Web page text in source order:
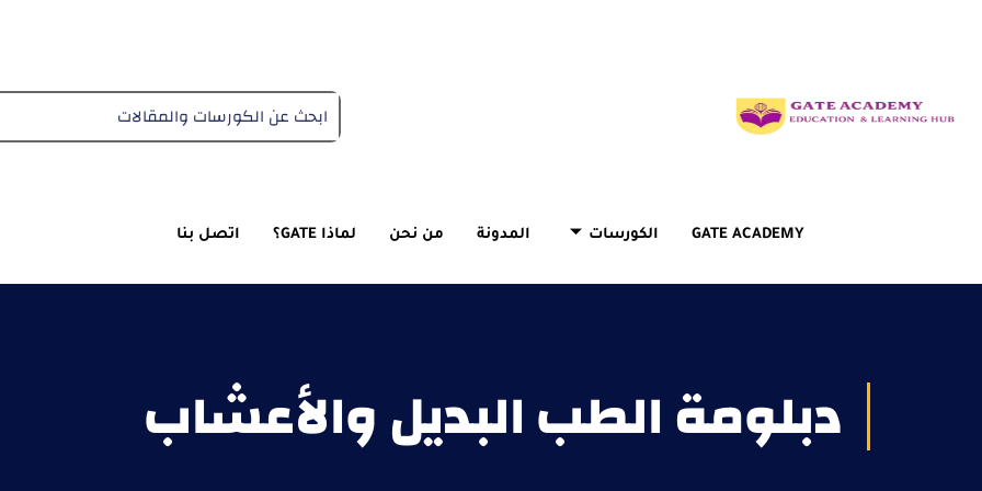
GATE ACADEMY الكورسات المدونة من نحن لماذا GATE؟ اتصل بنا
دبلومة الطب البديل والأعشاب